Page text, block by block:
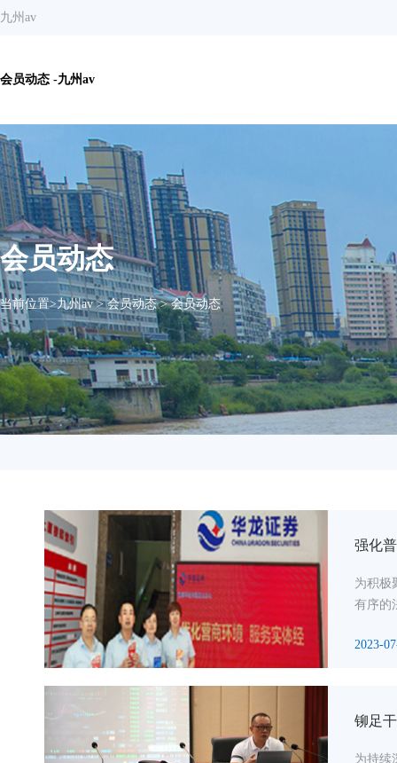
九州av
会员动态 -九州av
会员动态
当前位置>九州av>会员动态>会员动态
强化
为积极
有序的
2023-
铆足
为持续